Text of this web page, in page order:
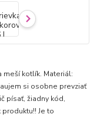
meší kotlík. Materiál:
si osobne prevziať
písať, žiadny kód,
Je to